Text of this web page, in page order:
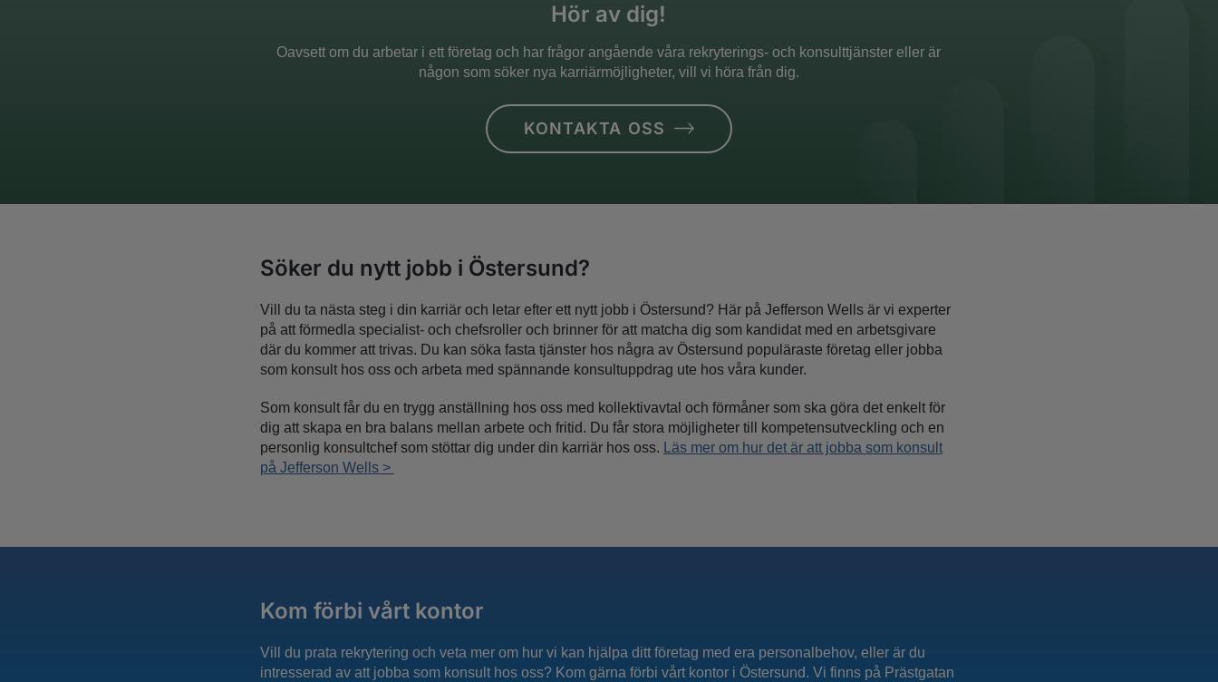
Hör av dig!
Oavsett om du arbetar i ett företag och har frågor angående våra rekryterings- och konsulttjänster eller är
någon som söker nya karriärmöjligheter, vill vi höra från dig.
KONTAKTA OSS
Söker du nytt jobb i Östersund?
Vill du ta nästa steg i din karriär och letar efter ett nytt jobb i Östersund? Här på Jefferson Wells är vi experter
på att förmedla specialist- och chefsroller och brinner för att matcha dig som kandidat med en arbetsgivare
där du kommer att trivas. Du kan söka fasta tjänster hos några av Östersund populäraste företag eller jobba
som konsult hos oss och arbeta med spännande konsultuppdrag ute hos våra kunder.
Som konsult får du en trygg anställning hos oss med kollektivavtal och förmåner som ska göra det enkelt för
dig att skapa en bra balans mellan arbete och fritid. Du får stora möjligheter till kompetensutveckling och en
personlig konsultchef som stöttar dig under din karriär hos oss.
Läs mer om hur det är att jobba som konsult
på Jefferson Wells >
Kom förbi vårt kontor
Vill du prata rekrytering och veta mer om hur vi kan hjälpa ditt företag med era personalbehov, eller är du
intresserad av att jobba som konsult hos oss? Kom gärna förbi vårt kontor i Östersund. Vi finns på Prästgatan